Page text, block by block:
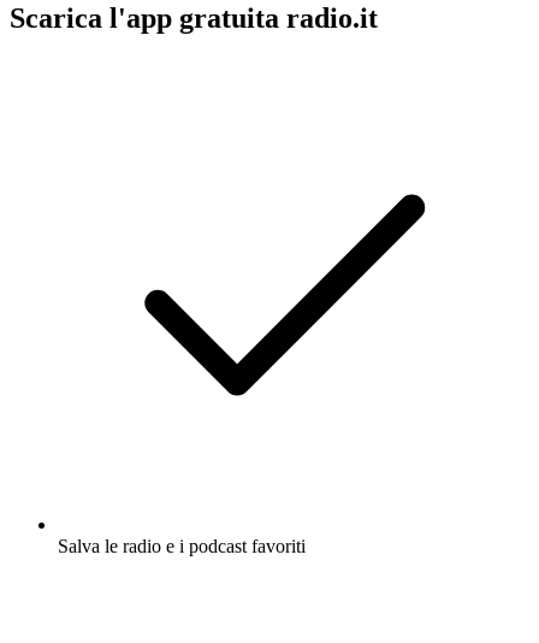
Scarica l'app gratuita radio.it
Salva le radio e i podcast favoriti